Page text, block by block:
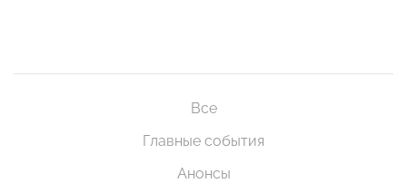
Все
Главные события
Анонсы